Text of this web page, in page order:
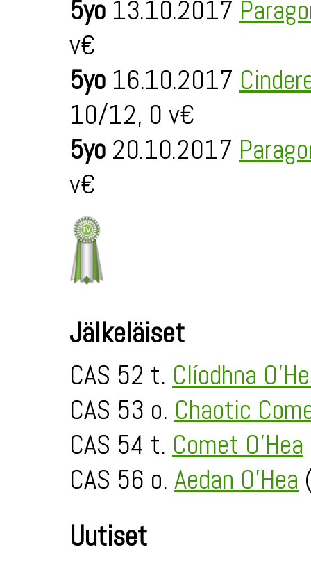
5yo 13.10.2017
v€
5yo 16.10.2017
10/12, 0 v€
5yo 20.10.2017
v€
Jälkeläiset
CAS 52 t. Clíodhna
CAS 53 o. Chaotic
CAS 54 t. Comet O'Hea
CAS 56 o. Aedan O'Hea
Uutiset